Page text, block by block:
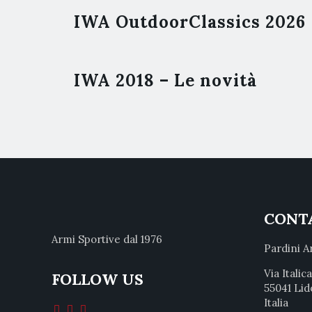
IWA OutdoorClassics 2026
IWA 2018 – Le novità
Armi Sportive dal 1976
FOLLOW US
Pardini
Via
55041
Italia